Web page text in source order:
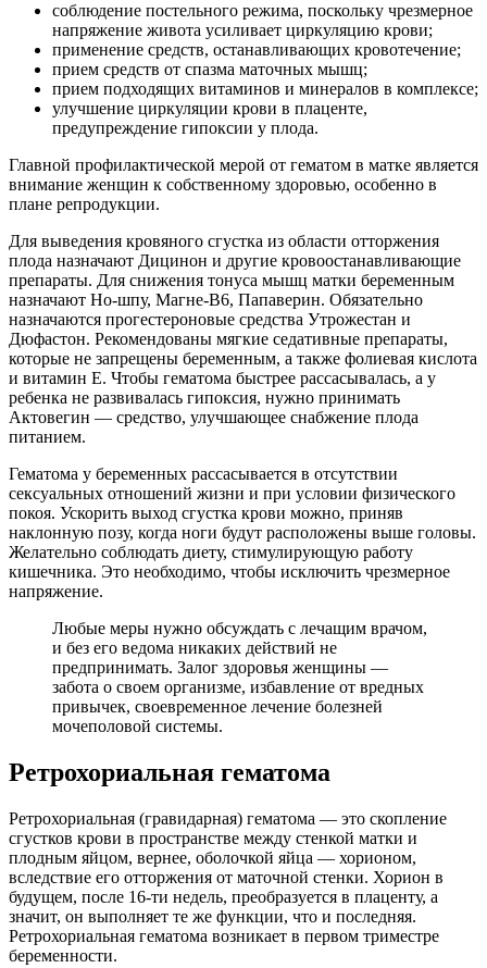
соблюдение постельного режима, поскольку чрезмерное
напряжение живота усиливает циркуляцию крови;
применение средств, останавливающих кровотечение;
прием средств от спазма маточных мышц;
прием подходящих витаминов и минералов в комплексе;
улучшение циркуляции крови в плаценте,
предупреждение гипоксии у плода.
Главной профилактической мерой от гематом в матке является
внимание женщин к собственному здоровью, особенно в
плане репродукции.
Для выведения кровяного сгустка из области отторжения
плода назначают Дицинон и другие кровоостанавливающие
препараты. Для снижения тонуса мышц матки беременным
назначают Но-шпу, Магне-В6, Папаверин. Обязательно
назначаются прогестероновые средства Утрожестан и
Дюфастон. Рекомендованы мягкие седативные препараты,
которые не запрещены беременным, а также фолиевая кислота
и витамин Е. Чтобы гематома быстрее рассасывалась, а у
ребенка не развивалась гипоксия, нужно принимать
Актовегин — средство, улучшающее снабжение плода
питанием.
Гематома у беременных рассасывается в отсутствии
сексуальных отношений жизни и при условии физического
покоя. Ускорить выход сгустка крови можно, приняв
наклонную позу, когда ноги будут расположены выше головы.
Желательно соблюдать диету, стимулирующую работу
кишечника. Это необходимо, чтобы исключить чрезмерное
напряжение.
Любые меры нужно обсуждать с лечащим врачом,
и без его ведома никаких действий не
предпринимать. Залог здоровья женщины —
забота о своем организме, избавление от вредных
привычек, своевременное лечение болезней
мочеполовой системы.
Ретрохориальная гематома
Ретрохориальная (гравидарная) гематома — это скопление
сгустков крови в пространстве между стенкой матки и
плодным яйцом, вернее, оболочкой яйца — хорионом,
вследствие его отторжения от маточной стенки. Хорион в
будущем, после 16-ти недель, преобразуется в плаценту, а
значит, он выполняет те же функции, что и последняя.
Ретрохориальная гематома возникает в первом триместре
беременности.